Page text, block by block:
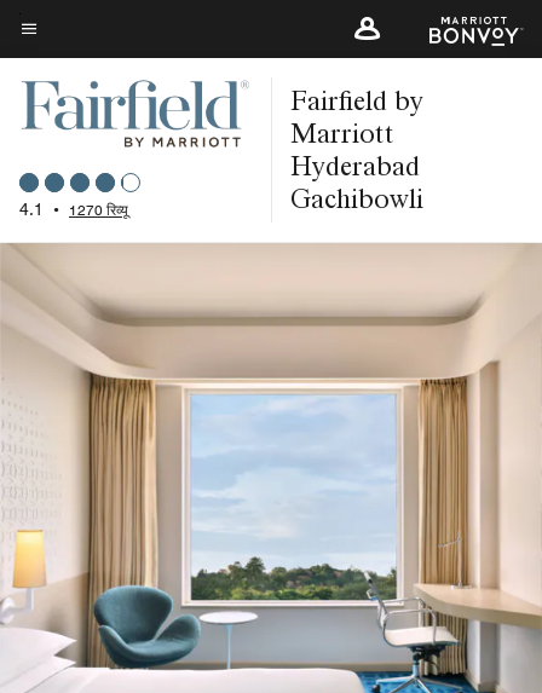
Skip
to
main
content
मेन्यू टेक्स्ट
4.1 • 1270 रिव्यू
Fairfield by
Marriott
Hyderabad
Gachibowli